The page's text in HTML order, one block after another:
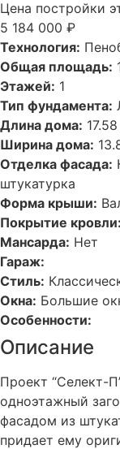
Цена постройки
5 184 000 ₽
Технология:
Общая площадь:
Этажей: 1
Тип фундамента:
Длина дома:
Ширина дома:
Отделка фасада:
штукатурка
Форма крыши:
Покрытие кровли:
Мансарда: Нет
Гараж:
Стиль:
Окна: Большие
Особенности:
Описание
Проект “Селект-
одноэтажный
фасадом из
придает ему